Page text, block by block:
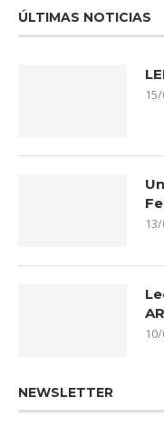
ÚLTIMAS NOTICIAS
NEWSLETTER